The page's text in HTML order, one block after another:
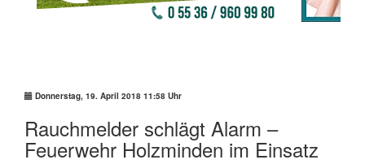
Donnerstag, 19. April 2018 11:58 Uhr
Rauchmelder schlägt Alarm –
Feuerwehr Holzminden im Einsatz